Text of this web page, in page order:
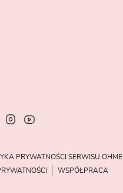
PRYWATNOŚCI SERWISU OHME
WSPÓŁPRACA